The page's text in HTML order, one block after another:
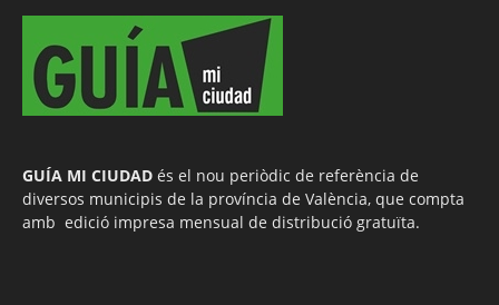
GUÍA MI CIUDAD és el nou periòdic de referència de
diversos municipis de la província de València, que compta
amb edició impresa mensual de distribució gratuïta.